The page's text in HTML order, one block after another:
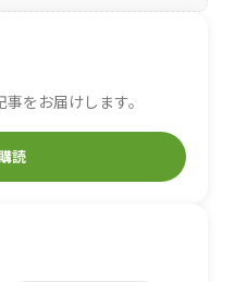
をお届けします。
読